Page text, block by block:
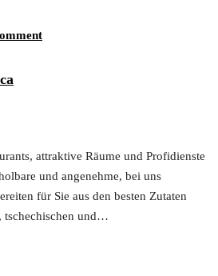
attraktive Räume und Profidienste
und angenehme, bei uns
für Sie aus den besten Zutaten
tschechischen und…